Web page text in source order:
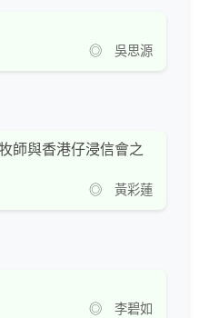
◎ 吳思源
師與香港仔浸信會之
◎ 黃彩蓮
◎ 李碧如